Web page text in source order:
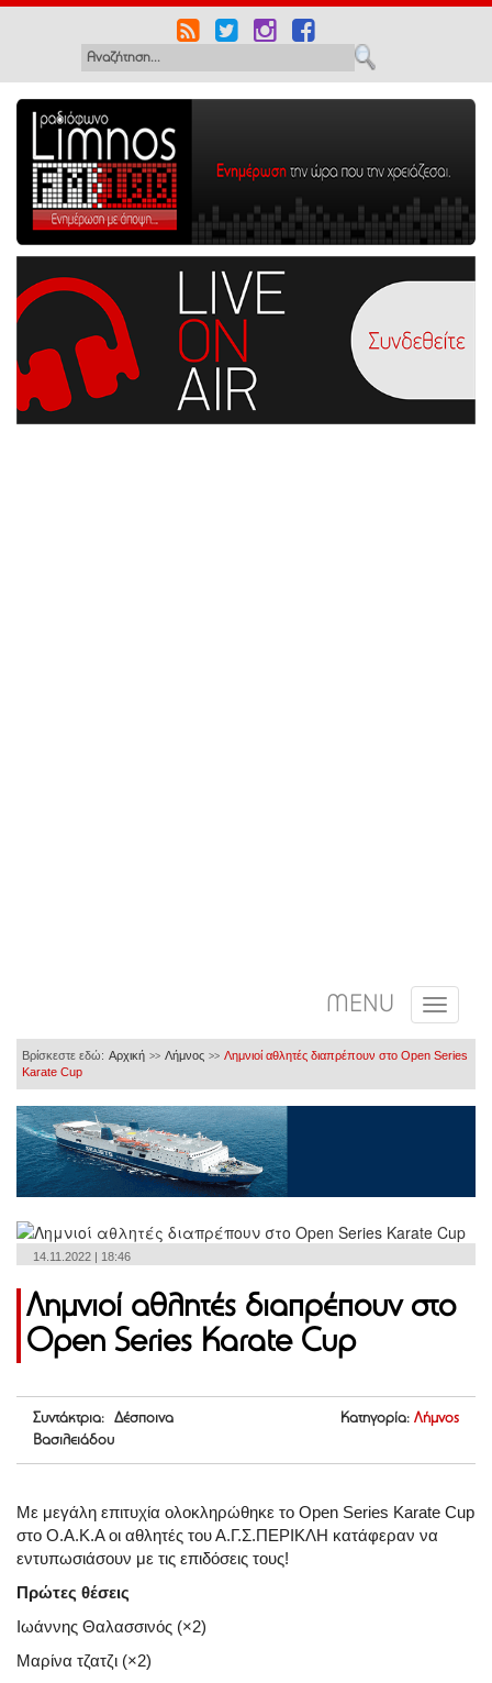
MENU
Βρίσκεστε εδώ: Αρχική >> Λήμνος >> Λημνιοί αθλητές διαπρέπουν στο Open Series
Karate Cup
14.11.2022 | 18:46
Λημνιοί αθλητές διαπρέπουν στο
Open Series Karate Cup
Συντάκτρια: Δέσποινα
Βασιλειάδου
Κατηγορία: Λήμνος
Με μεγάλη επιτυχία ολοκληρώθηκε το Open Series Karate Cup
στο Ο.Α.Κ.Α οι αθλητές του Α.Γ.Σ.ΠΕΡΙΚΛΗ κατάφεραν να
εντυπωσιάσουν με τις επιδόσεις τους!
Πρώτες θέσεις
Ιωάννης Θαλασσινός (×2)
Μαρίνα τζατζι (×2)